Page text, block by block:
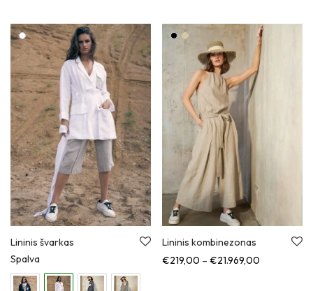
Lininis švarkas
Spalva
Lininis kombinezonas
€219,00 – €21.969,00